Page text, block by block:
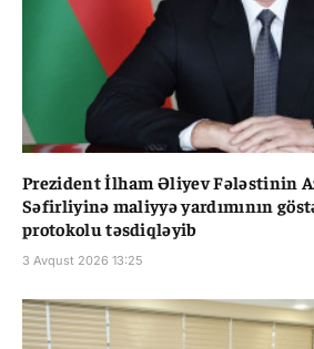
Prezident İlham Əliyev Fələstinin
Səfirliyinə maliyyə yardımının
protokolu təsdiqləyib
3 Avqust 2026 13:25